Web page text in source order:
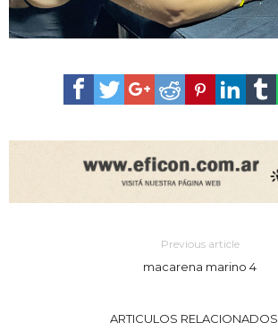
Previous article
macarena marino 4
ARTICULOS RELACIONADOS